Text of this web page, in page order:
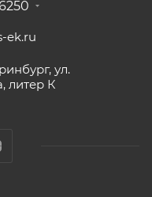
ek.ru
ул.
литер К